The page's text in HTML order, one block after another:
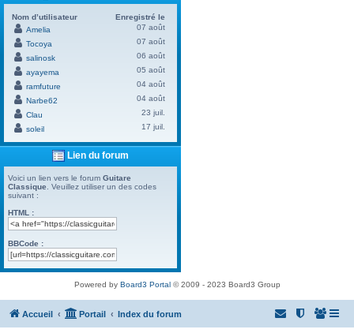
Nom d’utilisateur
Enregistré le
Amelia
07 août
Tocoya
07 août
salinosk
06 août
ayayema
05 août
ramfuture
04 août
Narbe62
04 août
Clau
23 juil.
soleil
17 juil.
Lien du forum
Voici un lien vers le forum Guitare
Classique . Veuillez utiliser un des codes
suivant :
HTML :
BBCode :
Powered by Board3 Portal© 2009 - 2023 Board3 Group
Accueil Portail Index du forum